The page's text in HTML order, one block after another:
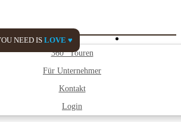
360° Touren
Für Unternehmer
Kontakt
Login
NEED ISLOVE ♥
Watch My City